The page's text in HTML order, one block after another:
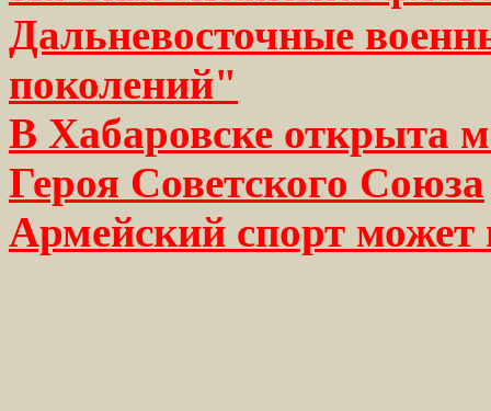
Дальневосточные
поколений"
В Хабаровске открыта
Героя Советского Союза
Армейский спорт может